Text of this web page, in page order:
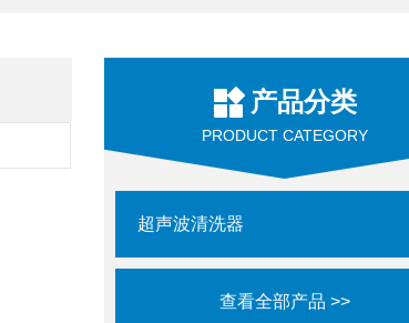
产品分类
PRODUCT CATEGORY
超声波清洗器
查看全部产品 >>